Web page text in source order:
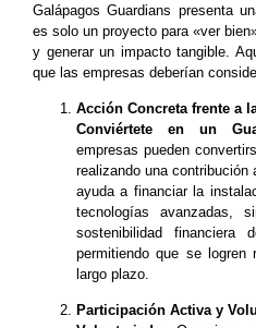
Galápagos Guardians presenta
es solo un proyecto para «ver
y generar un impacto tangible.
que las empresas deberían
Acción Concreta frente a
Conviértete en un
empresas pueden
realizando una
ayuda a financiar la
tecnologías avanzadas,
sostenibilidad financiera
permitiendo que se logren
largo plazo.
Participación Activa y